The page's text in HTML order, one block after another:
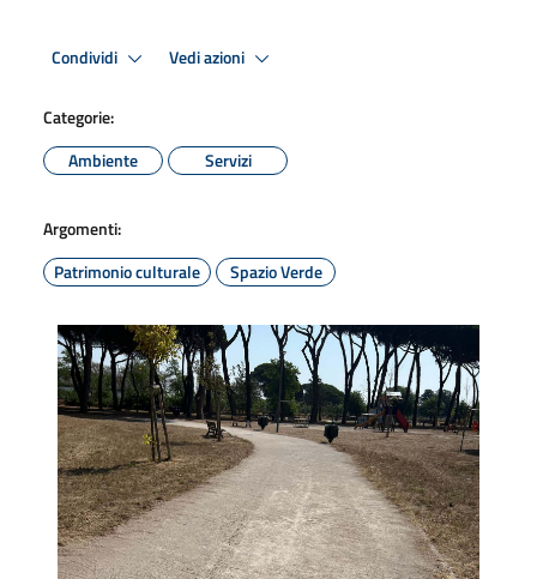
Condividi Vedi azioni
Categorie:
Ambiente
Servizi
Argomenti:
Patrimonio culturale
Spazio Verde